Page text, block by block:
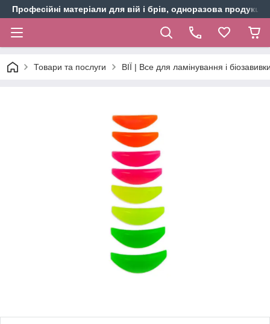
Професійні матеріали для вій і брів, одноразова продукція
Товари та послуги ВІЇ | Все для ламінування і